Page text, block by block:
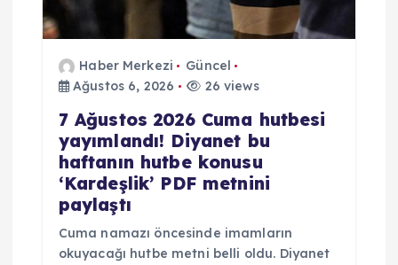
Haber Merkezi
Güncel
Ağustos 6, 2026
26 views
7 Ağustos 2026 Cuma hutbesi
yayımlandı! Diyanet bu
haftanın hutbe konusu
‘Kardeşlik’ PDF metnini
paylaştı
Cuma namazı öncesinde imamların
okuyacağı hutbe metni belli oldu. Diyanet